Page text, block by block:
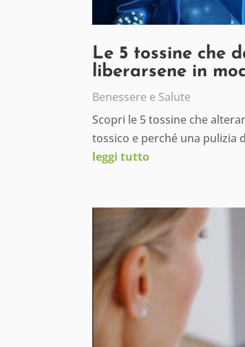
Le 5 tossine che
liberarsene in
Benessere e Salute
Scopri le 5 tossine che
tossico e perché una pulizia
leggi tutto